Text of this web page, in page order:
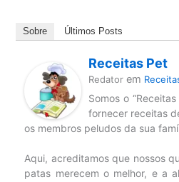
Sobre Últimos Posts
Receitas Pet
Redator em
Somos o
fornecer receitas
os membros peludos da sua
Aqui, acreditamos que nossos
patas merecem o melhor, e a